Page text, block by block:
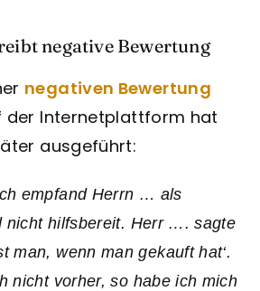
negative Bewertung
negativen Bewertung
der Internetplattform hat
ausgeführt:
empfand Herrn … als
nicht hilfsbereit. Herr …. sagte
man, wenn man gekauft hat‘.
nicht vorher, so habe ich mich